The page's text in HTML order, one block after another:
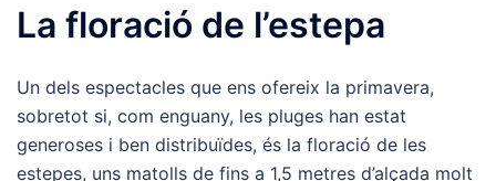
La floració de l’estepa
Un dels espectacles que ens ofereix la primavera,
sobretot si, com enguany, les pluges han estat
generoses i ben distribuïdes, és la floració de les
estepes, uns matolls de fins a 1,5 metres d’alçada molt